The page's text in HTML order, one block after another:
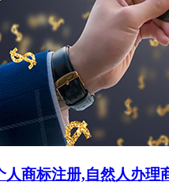
人商标注册,自然人办理